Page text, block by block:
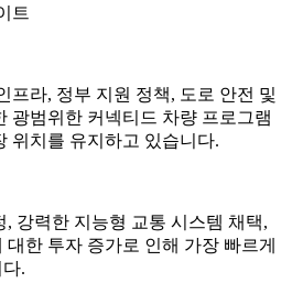
트
프라, 정부 지원 정책, 도로 안전 및
광범위한 커넥티드 차량 프로그램
위치를 ​​유지하고 있습니다.
강력한 지능형 교통 시스템 채택,
한 투자 증가로 인해 가장 빠르게
.